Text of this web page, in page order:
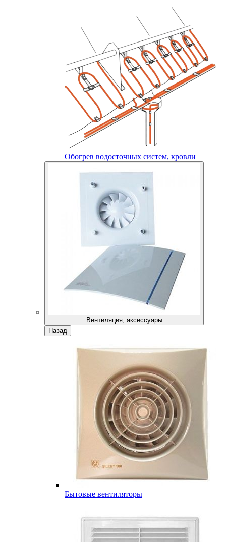
Обогрев водосточных систем, кровли
Вентиляция, аксессуары
Назад
Бытовые вентиляторы